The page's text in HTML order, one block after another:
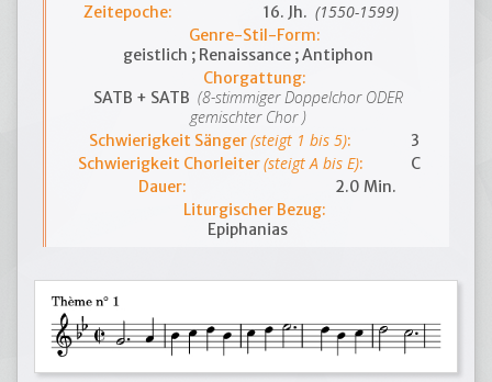
Zeitepoche:
16. Jh. (1550-1599)
Genre-Stil-Form:
geistlich ; Renaissance ; Antiphon
Chorgattung:
SATB + SATB (8-stimmiger Doppelchor ODER
gemischter Chor )
Schwierigkeit Sänger(steigt 1 bis 5):
3
Schwierigkeit Chorleiter(steigt A bis E):
C
Dauer:
2.0 Min.
Liturgischer Bezug:
Epiphanias